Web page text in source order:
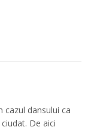
cazul dansului ca
De aici